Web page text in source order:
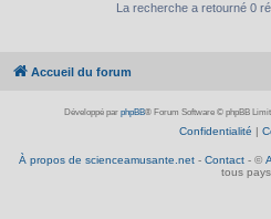
La recherche a retourné 0
Accueil du forum
Développé par phpBB® Forum Software © phpBB
Confidentialité |
À propos de scienceamusante.net - Contact - ©
tous